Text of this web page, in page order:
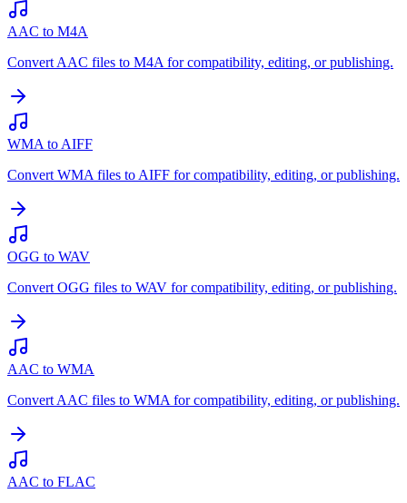
AAC to M4A
Convert AAC files to M4A for compatibility, editing, or publishing.
WMA to AIFF
Convert WMA files to AIFF for compatibility, editing, or publishing.
OGG to WAV
Convert OGG files to WAV for compatibility, editing, or publishing.
AAC to WMA
Convert AAC files to WMA for compatibility, editing, or publishing.
AAC to FLAC